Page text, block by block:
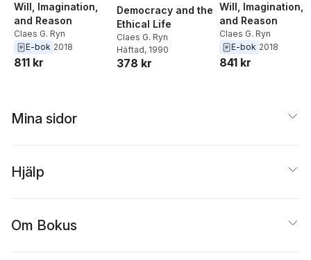
Will, Imagination,
and Reason
Claes G. Ryn
E-bok 2018
811 kr
Democracy and the
Ethical Life
Claes G. Ryn
Häftad, 1990
378 kr
Will, Imagination,
and Reason
Claes G. Ryn
E-bok 2018
841 kr
Mina sidor
Hjälp
Om Bokus